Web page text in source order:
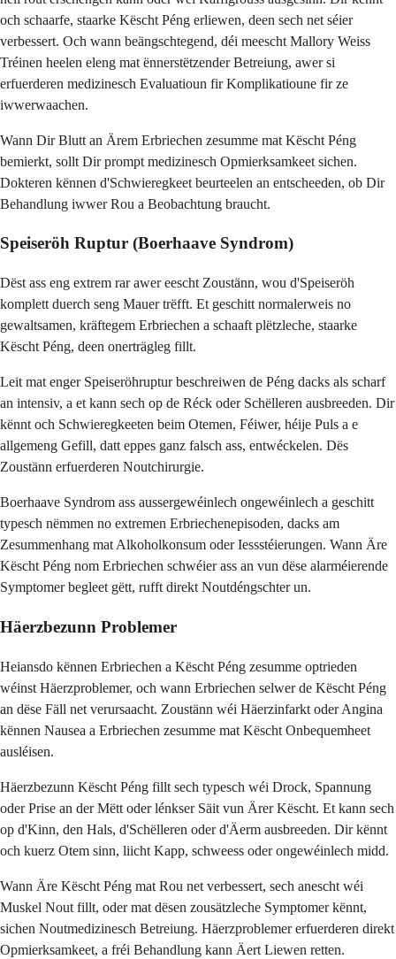
och schaarfe, staarke Këscht Péng erliewen, deen sech net séier
verbessert. Och wann beängschtegend, déi meescht Mallory Weiss
Tréinen heelen eleng mat ënnerstëtzender Betreiung, awer si
erfuerderen medizinesch Evaluatioun fir Komplikatioune fir ze
iwwerwaachen.
Wann Dir Blutt an Ärem Erbriechen zesumme mat Këscht Péng
bemierkt, sollt Dir prompt medizinesch Opmierksamkeet sichen.
Dokteren kënnen d'Schwieregkeet beurteelen an entscheeden, ob Dir
Behandlung iwwer Rou a Beobachtung braucht.
Speiseröh Ruptur (Boerhaave Syndrom)
Dëst ass eng extrem rar awer eescht Zoustänn, wou d'Speiseröh
komplett duerch seng Mauer trëfft. Et geschitt normalerweis no
gewaltsamen, kräftegem Erbriechen a schaaft plëtzleche, staarke
Këscht Péng, deen onerträgleg fillt.
Leit mat enger Speiseröhruptur beschreiwen de Péng dacks als scharf
an intensiv, a et kann sech op de Réck oder Schëlleren ausbreeden. Dir
kënnt och Schwieregkeeten beim Otemen, Féiwer, héije Puls a e
allgemeng Gefill, datt eppes ganz falsch ass, entwéckelen. Dës
Zoustänn erfuerderen Noutchirurgie.
Boerhaave Syndrom ass aussergewéinlech ongewéinlech a geschitt
typesch nëmmen no extremen Erbriechenepisoden, dacks am
Zesummenhang mat Alkoholkonsum oder Iessstéierungen. Wann Äre
Këscht Péng nom Erbriechen schwéier ass an vun dëse alarméierende
Symptomer begleet gëtt, rufft direkt Noutdéngschter un.
Häerzbezunn Problemer
Heiansdo kënnen Erbriechen a Këscht Péng zesumme optrieden
wéinst Häerzproblemer, och wann Erbriechen selwer de Këscht Péng
an dëse Fäll net verursaacht. Zoustänn wéi Häerzinfarkt oder Angina
kënnen Nausea a Erbriechen zesumme mat Këscht Onbequemheet
ausléisen.
Häerzbezunn Këscht Péng fillt sech typesch wéi Drock, Spannung
oder Prise an der Mëtt oder lénkser Säit vun Ärer Këscht. Et kann sech
op d'Kinn, den Hals, d'Schëlleren oder d'Äerm ausbreeden. Dir kënnt
och kuerz Otem sinn, liicht Kapp, schweess oder ongewéinlech midd.
Wann Äre Këscht Péng mat Rou net verbessert, sech anescht wéi
Muskel Nout fillt, oder mat dësen zousätzleche Symptomer kënnt,
sichen Noutmedizinesch Betreiung. Häerzproblemer erfuerderen direkt
Opmierksamkeet, a fréi Behandlung kann Äert Liewen retten.